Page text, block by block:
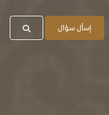
إسأل سؤال